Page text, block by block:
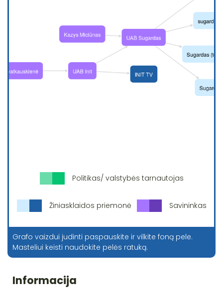
Politikas/ valstybės tarnautojas
Žiniasklaidos priemonė Savininkas
Grafo vaizdui judinti paspauskite ir vilkite foną pele.
Masteliui keisti naudokite pelės ratuką.
Informacija